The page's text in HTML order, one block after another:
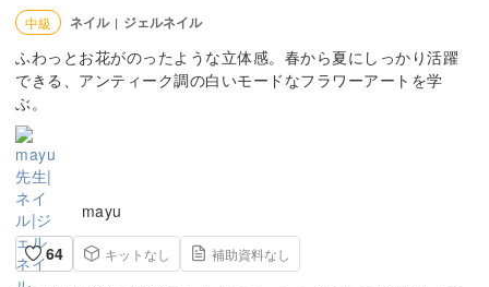
中級 ネイル | ジェルネイル
ふわっとお花がのったような立体感。春から夏にしっかり活躍
できる、アンティーク調の白いモードなフラワーアートを学
ぶ。
mayu
64
キットなし 補助資料なし